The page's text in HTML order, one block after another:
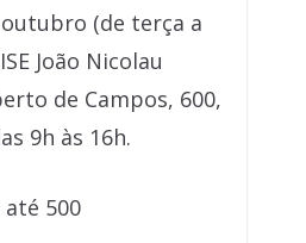
(de terça a
João Nicolau
de Campos, 600,
9h às 16h.
até 500